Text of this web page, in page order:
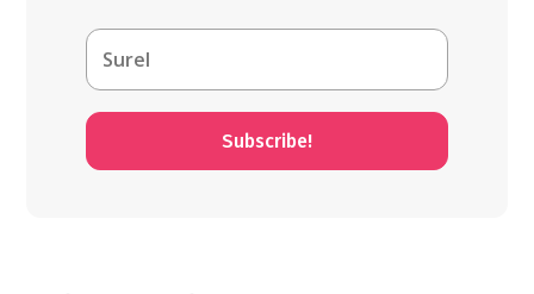
Subscribe!